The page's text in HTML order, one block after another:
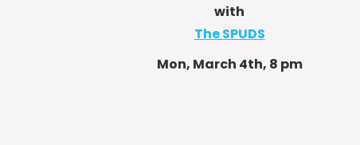
with
The SPUDS
Mon, March 4th, 8 pm